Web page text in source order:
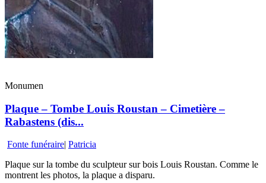
Monumen
Plaque – Tombe Louis Roustan – Cimetière –
Rabastens (dis...
Fonte funéraire| Patricia
Plaque sur la tombe du sculpteur sur bois Louis Roustan. Comme le
montrent les photos, la plaque a disparu.